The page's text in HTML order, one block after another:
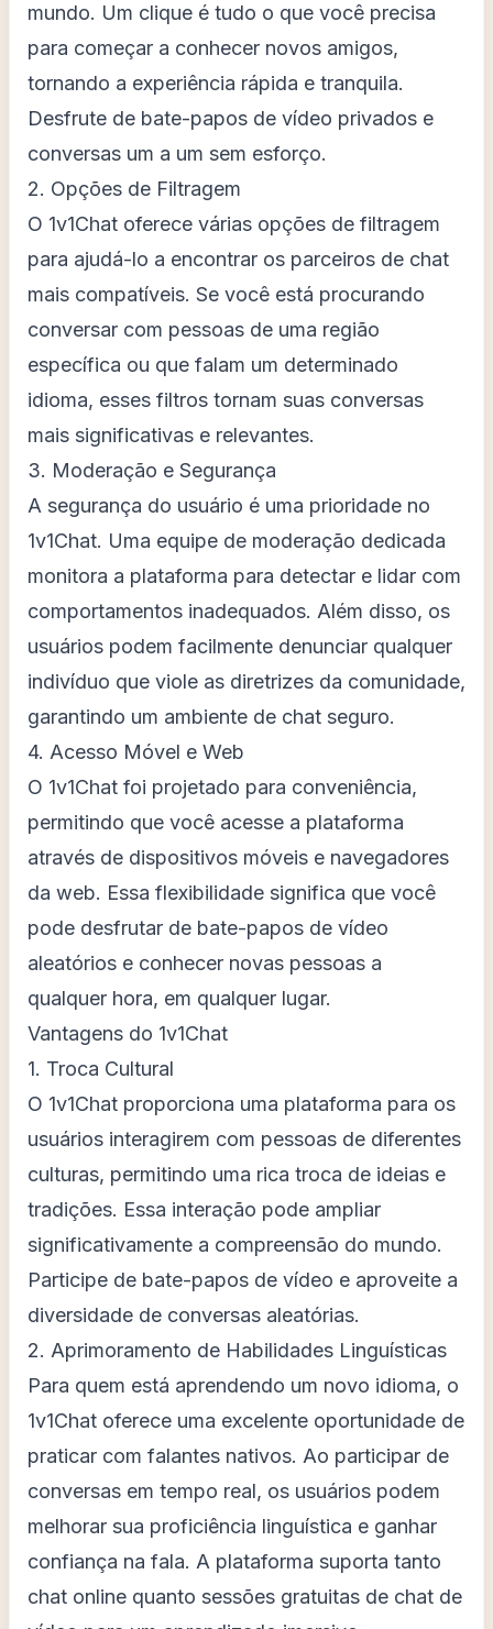
mundo. Um clique é tudo o que você precisa
para começar a conhecer novos amigos,
tornando a experiência rápida e tranquila.
Desfrute de bate-papos de vídeo privados e
conversas um a um sem esforço.
2. Opções de Filtragem
O 1v1Chat oferece várias opções de filtragem
para ajudá-lo a encontrar os parceiros de chat
mais compatíveis. Se você está procurando
conversar com pessoas de uma região
específica ou que falam um determinado
idioma, esses filtros tornam suas conversas
mais significativas e relevantes.
3. Moderação e Segurança
A segurança do usuário é uma prioridade no
1v1Chat. Uma equipe de moderação dedicada
monitora a plataforma para detectar e lidar com
comportamentos inadequados. Além disso, os
usuários podem facilmente denunciar qualquer
indivíduo que viole as diretrizes da comunidade,
garantindo um ambiente de chat seguro.
4. Acesso Móvel e Web
O 1v1Chat foi projetado para conveniência,
permitindo que você acesse a plataforma
através de dispositivos móveis e navegadores
da web. Essa flexibilidade significa que você
pode desfrutar de bate-papos de vídeo
aleatórios e conhecer novas pessoas a
qualquer hora, em qualquer lugar.
Vantagens do 1v1Chat
1. Troca Cultural
O 1v1Chat proporciona uma plataforma para os
usuários interagirem com pessoas de diferentes
culturas, permitindo uma rica troca de ideias e
tradições. Essa interação pode ampliar
significativamente a compreensão do mundo.
Participe de bate-papos de vídeo e aproveite a
diversidade de conversas aleatórias.
2. Aprimoramento de Habilidades Linguísticas
Para quem está aprendendo um novo idioma, o
1v1Chat oferece uma excelente oportunidade de
praticar com falantes nativos. Ao participar de
conversas em tempo real, os usuários podem
melhorar sua proficiência linguística e ganhar
confiança na fala. A plataforma suporta tanto
chat online quanto sessões gratuitas de chat de